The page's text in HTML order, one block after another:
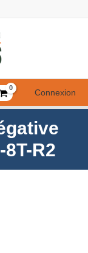
Connexion
8T-R2